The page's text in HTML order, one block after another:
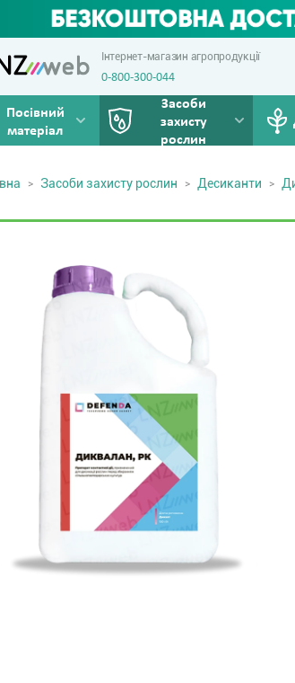
Інтернет-магазин агропродукції
0-800-300-044
Посівний
матеріал
Засоби
захисту
рослин
Засоби захисту рослин Десиканти